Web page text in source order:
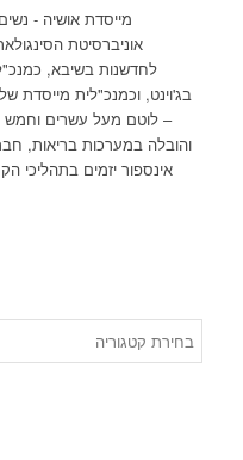
מייסדת אושיה -
אוניברסיטת
לחדשנות בשיבא,
בג'וינט, וכמנכ"לית מייסדת
– לוטם מעל עשרים וחמש
והובלה במערכות בריאות,
אינספור יזמים בתהליכי